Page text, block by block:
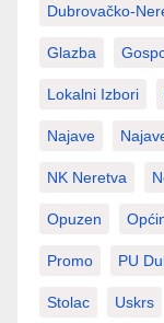
Dubrovačko-
Glazba
Lokalni Izbori
Najave
NK Neretva
Opuzen
Promo PU
Stolac Uskrs